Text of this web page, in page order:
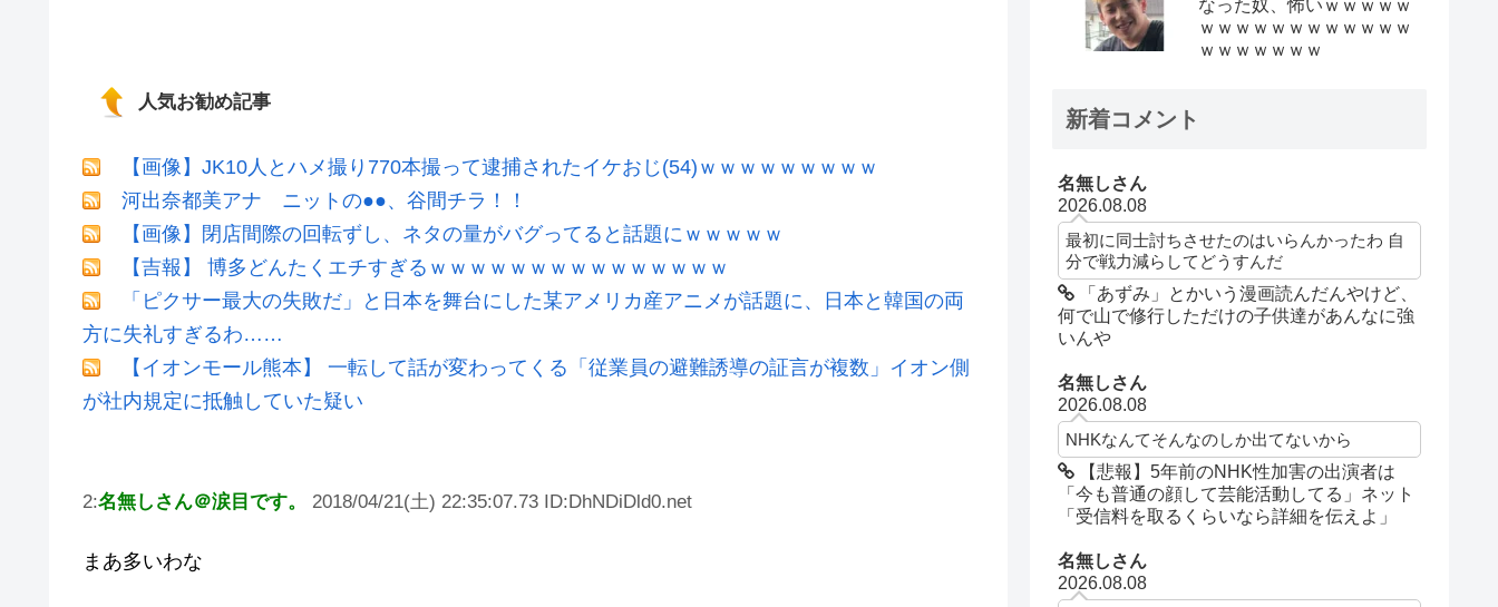
人気お勧め記事
【画像】JK10人とハメ撮り770本撮って逮捕されたイケおじ(54)ｗｗｗｗｗｗｗｗｗ
河出奈都美アナ ニットの●●、谷間チラ！！
【画像】閉店間際の回転ずし、ネタの量がバグってると話題にｗｗｗｗｗ
【吉報】 博多どんたくエチすぎるｗｗｗｗｗｗｗｗｗｗｗｗｗｗｗ
「ピクサー最大の失敗だ」と日本を舞台にした某アメリカ産アニメが話題に、日本と韓国の両
方に失礼すぎるわ……
【イオンモール熊本】 一転して話が変わってくる「従業員の避難誘導の証言が複数」イオン側
が社内規定に抵触していた疑い
2:名無しさん＠涙目です。 2018/04/21(土) 22:35:07.73 ID:DhNDiDld0.net
まあ多いわな
なった奴、怖いｗｗｗｗｗ
ｗｗｗｗｗｗｗｗｗｗｗｗ
ｗｗｗｗｗｗｗ
新着コメント
名無しさん
2026.08.08
最初に同士討ちさせたのはいらんかったわ 自
分で戦力減らしてどうすんだ
「あずみ」とかいう漫画読んだんやけど、
何で山で修行しただけの子供達があんなに強
いんや
名無しさん
2026.08.08
NHKなんてそんなのしか出てないから
【悲報】5年前のNHK性加害の出演者は
「今も普通の顔して芸能活動してる」ネット
「受信料を取るくらいなら詳細を伝えよ」
名無しさん
2026.08.08